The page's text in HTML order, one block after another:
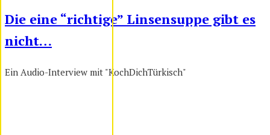
Die eine “richtige” Linsensuppe gibt es
nicht…
Ein Audio-Interview mit "KochDichTürkisch"